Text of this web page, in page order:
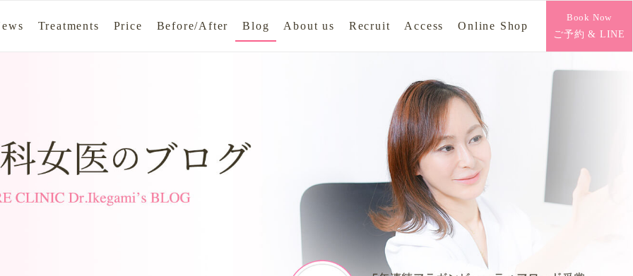
Treatments Price Before/After Blog About us Recruit Access Online Shop
Book Now
ご予約 & LINE